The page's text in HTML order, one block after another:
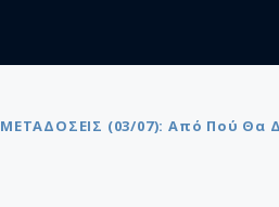
ΜΕΤΑΔΟΣΕΙΣ (03/07): Από Πού Θα